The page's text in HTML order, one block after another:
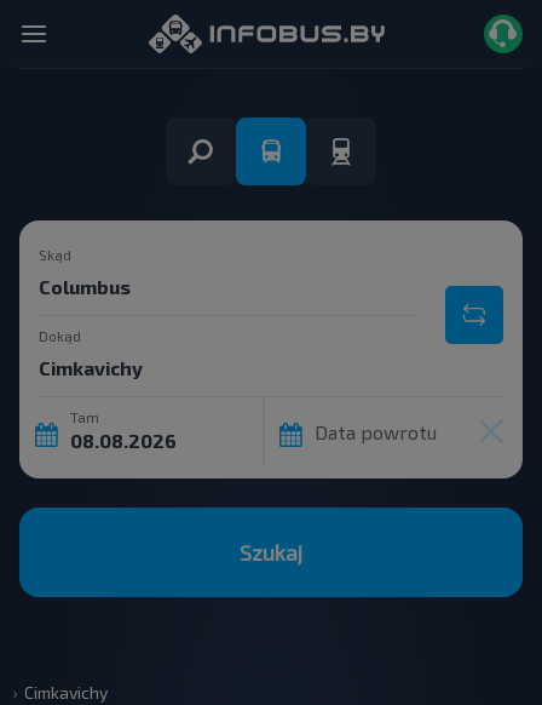
Skąd
Dokąd
Tam
Data powrotu
Szukaj
Cimkavichy